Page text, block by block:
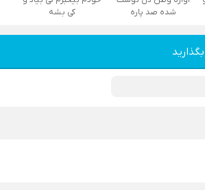
شده صد پاره
کی بشه